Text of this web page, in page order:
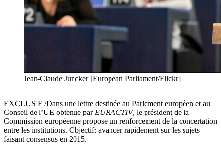
Jean-Claude Juncker [European Parliament/Flickr]
EXCLUSIF /Dans une lettre destinée au Parlement européen et au
Conseil de l’UE obtenue par EURACTIV, le président de la
Commission européenne propose un renforcement de la concertation
entre les institutions. Objectif: avancer rapidement sur les sujets
faisant consensus en 2015.